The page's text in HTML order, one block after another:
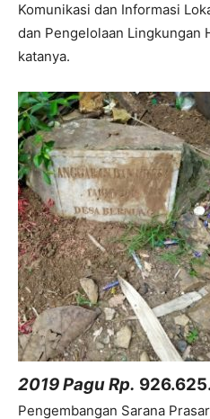
Komunikasi dan Informasi
dan Pengelolaan Lingkungan
katanya.
2019 Pagu Rp.
Pengembangan Sarana